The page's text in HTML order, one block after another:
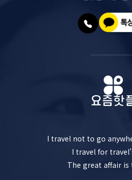
I travel not to go
I travel for
The great affair is